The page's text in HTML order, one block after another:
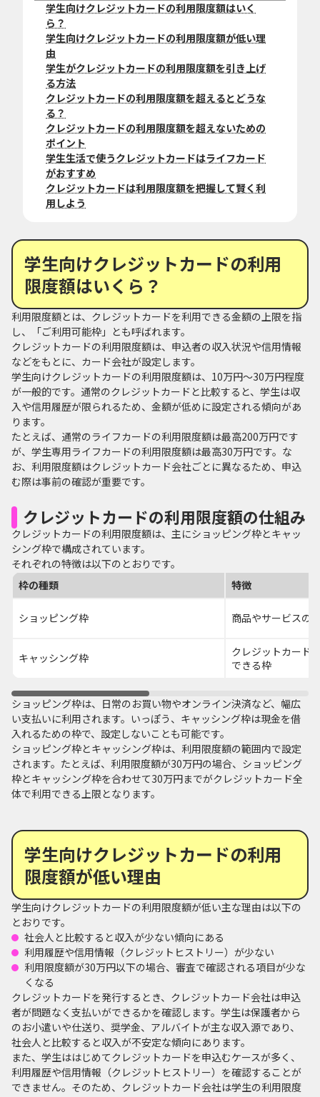
学生向けクレジットカードの利用限度額はいく
ら？
学生向けクレジットカードの利用限度額が低い理
由
学生がクレジットカードの利用限度額を引き上げ
る方法
クレジットカードの利用限度額を超えるとどうな
る？
クレジットカードの利用限度額を超えないための
ポイント
学生生活で使うクレジットカードはライフカード
がおすすめ
クレジットカードは利用限度額を把握して賢く利
用しよう
学生向けクレジットカードの利用
限度額はいくら？
利用限度額とは、クレジットカードを利用できる金額の上限を指
し、「ご利用可能枠」とも呼ばれます。
クレジットカードの利用限度額は、申込者の収入状況や信用情報
などをもとに、カード会社が設定します。
学生向けクレジットカードの利用限度額は、10万円～30万円程度
が一般的です。通常のクレジットカードと比較すると、学生は収
入や信用履歴が限られるため、金額が低めに設定される傾向があ
ります。
たとえば、通常のライフカードの利用限度額は最高200万円です
が、学生専用ライフカードの利用限度額は最高30万円です。な
お、利用限度額はクレジットカード会社ごとに異なるため、申込
む際は事前の確認が重要です。
クレジットカードの利用限度額の仕組み
クレジットカードの利用限度額は、主にショッピング枠とキャッ
シング枠で構成されています。
それぞれの特徴は以下のとおりです。
枠の種類
特徴
ショッピング枠 商品やサービスの
キャッシング枠
クレジットカード
できる枠
ショッピング枠は、日常のお買い物やオンライン決済など、幅広
い支払いに利用されます。いっぽう、キャッシング枠は現金を借
入れるための枠で、設定しないことも可能です。
ショッピング枠とキャッシング枠は、利用限度額の範囲内で設定
されます。たとえば、利用限度額が30万円の場合、ショッピング
枠とキャッシング枠を合わせて30万円までがクレジットカード全
体で利用できる上限となります。
学生向けクレジットカードの利用
限度額が低い理由
学生向けクレジットカードの利用限度額が低い主な理由は以下の
とおりです。
社会人と比較すると収入が少ない傾向にある
利用履歴や信用情報（クレジットヒストリー）が少ない
利用限度額が30万円以下の場合、審査で確認される項目が少な
くなる
クレジットカードを発行するとき、クレジットカード会社は申込
者が問題なく支払いができるかを確認します。学生は保護者から
のお小遣いや仕送り、奨学金、アルバイトが主な収入源であり、
社会人と比較すると収入が不安定な傾向にあります。
また、学生ははじめてクレジットカードを申込むケースが多く、
利用履歴や信用情報（クレジットヒストリー）を確認することが
できません。そのため、クレジットカード会社は学生の利用限度